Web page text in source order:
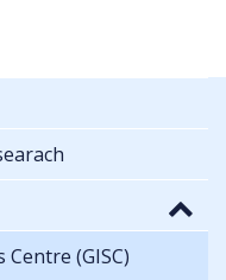
(GISC)